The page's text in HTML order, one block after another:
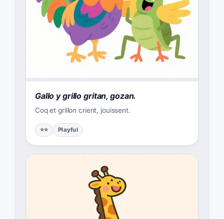
Gallo y grillo gritan, gozan.
Coq et grillon crient, jouissent.
⭐⭐ Playful